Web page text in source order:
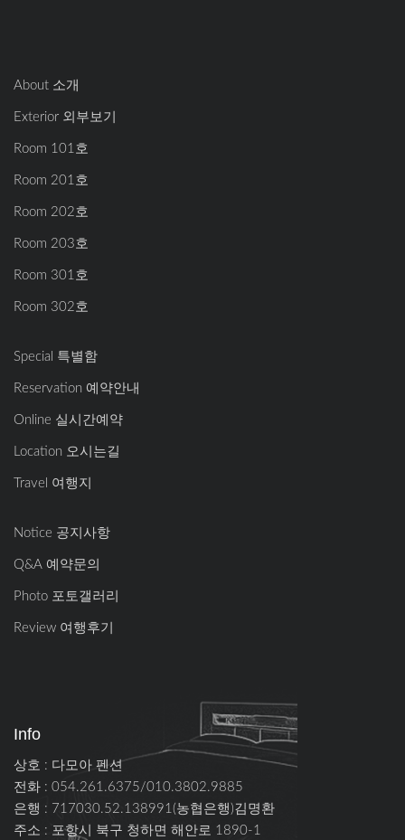
About 소개
Exterior 외부보기
Room 101호
Room 201호
Room 202호
Room 203호
Room 301호
Room 302호
Special 특별함
Reservation 예약안내
Online 실시간예약
Location 오시는길
Travel 여행지
Notice 공지사항
Q&A 예약문의
Photo 포토갤러리
Review 여행후기
Info
상호 : 다모아 펜션
전화 : 054.261.6375/010.3802.9885
은행 : 717030.52.138991(농협은행)김명환
주소 : 포항시 북구 청하면 해안로 1890-1